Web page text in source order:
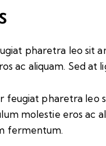
pharetra leo sit
ac aliquam. Sed
feugiat pharetra leo
molestie eros ac
fermentum.